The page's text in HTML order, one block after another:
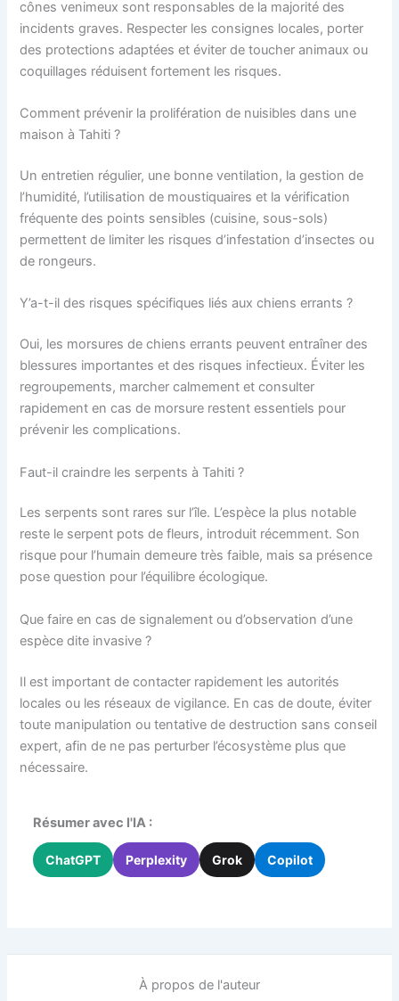
cônes venimeux sont responsables de la majorité des
incidents graves. Respecter les consignes locales, porter
des protections adaptées et éviter de toucher animaux ou
coquillages réduisent fortement les risques.
Comment prévenir la prolifération de nuisibles dans une
maison à Tahiti ?
Un entretien régulier, une bonne ventilation, la gestion de
l’humidité, l’utilisation de moustiquaires et la vérification
fréquente des points sensibles (cuisine, sous-sols)
permettent de limiter les risques d’infestation d’insectes ou
de rongeurs.
Y’a-t-il des risques spécifiques liés aux chiens errants ?
Oui, les morsures de chiens errants peuvent entraîner des
blessures importantes et des risques infectieux. Éviter les
regroupements, marcher calmement et consulter
rapidement en cas de morsure restent essentiels pour
prévenir les complications.
Faut-il craindre les serpents à Tahiti ?
Les serpents sont rares sur l’île. L’espèce la plus notable
reste le serpent pots de fleurs, introduit récemment. Son
risque pour l’humain demeure très faible, mais sa présence
pose question pour l’équilibre écologique.
Que faire en cas de signalement ou d’observation d’une
espèce dite invasive ?
Il est important de contacter rapidement les autorités
locales ou les réseaux de vigilance. En cas de doute, éviter
toute manipulation ou tentative de destruction sans conseil
expert, afin de ne pas perturber l’écosystème plus que
nécessaire.
Résumer avec l'IA :
ChatGPT Perplexity Grok Copilot
À propos de l'auteur